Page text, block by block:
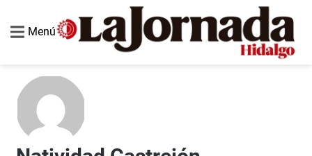
Menú